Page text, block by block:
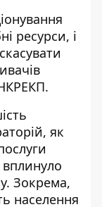
ресурси, і
як
Зокрема,
населення